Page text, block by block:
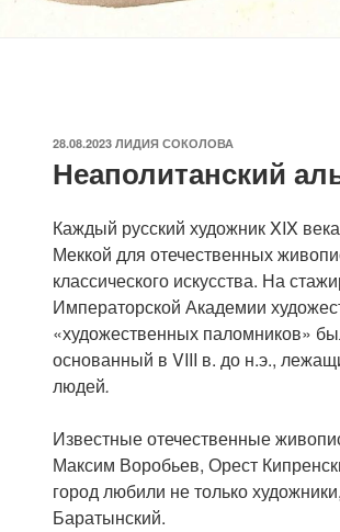
ОПУБЛИКОВАНО
28.08.2023 ЛИДИЯ СОКОЛОВА
Неаполитанский
Каждый русский художник XIX
Меккой для отечественных
классического искусства. На
Императорской Академии
«художественных паломников»
основанный в VIII в. до н.э.,
людей.
Известные отечественные
Максим Воробьев, Орест
город любили не только
Баратынский.